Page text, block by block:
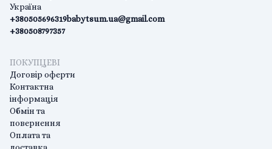
Україна
+380505696319
+380508797357
babytsum.ua@gmail.com
ПОКУПЦЕВІ
Договір оферти
Контактна
інформація
Обмін та
повернення
Оплата та